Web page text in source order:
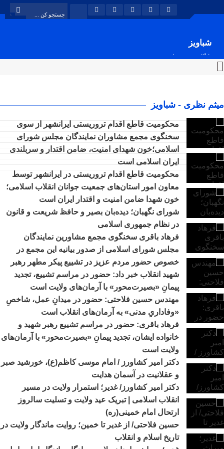
شباویز
پایگاه خبری شباویز
میثم نظری - شباویز
محکومیت قاطع اقدام تروریستی ایرانشهر از سوی
سخنگوی مجمع مشاوران نمایندگان مجلس شورای
اسلامی؛خون شهدای امنیت، ضامن اقتدار و سربلندی
ایران اسلامی است
محکومیت قاطع اقدام تروریستی در ایرانشهر توسط
معاون امور استان‌های جمعیت جوانان انقلاب اسلامی؛
خون شهدا ضامن امنیت و اقتدار ایران است
شورای نگهبان؛ دیده‌بان بصیر و حافظ شریعت و قانون
در نظام جمهوری اسلامی
فرهاد باقری سخنگوی مجمع مشاورین نمایندگان
مجلس شورای اسلامی از صدور بیانیه این مجمع در
خصوص حضور مردم عزیز در تشییع پیکر مطهر رهبر
شهید انقلاب خبر داد: حضور در مراسم تشییع، تجدید
پیمانِ «بصیرت‌محور» با آرمان‌های ولایت است
مهندس حسین فلاحتی: حضور در میدانِ عمل، شاخصِ
«وفاداریِ مدنی» به آرمان‌های انقلاب است
فرهاد باقری: حضور در مراسم تشییع رهبر شهید و
خانواده ایشان، تجدید پیمانِ «بصیرت‌محور» با آرمان‌های
ولایت است
دکتر امیر کشاورز / امام موسی کاظم(ع)، خورشید صبر
و عقلانیت در آسمان هدایت
دکتر امیر کشاورز/ غدیر؛ استمرار ولایت در مسیر
انقلاب اسلامی | تبریک عید ولایت و تسلیت سالروز
ارتحال امام خمینی(ره)
حسین فلاحتی/ از غدیر تا خمین؛ روایت ماندگار ولایت در
تاریخ اسلام و انقلاب